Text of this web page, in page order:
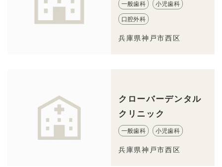
一般歯科 小児歯科
口腔外科
兵庫県神戸市西区
クローバーデンタル
クリニック
一般歯科 小児歯科
兵庫県神戸市西区